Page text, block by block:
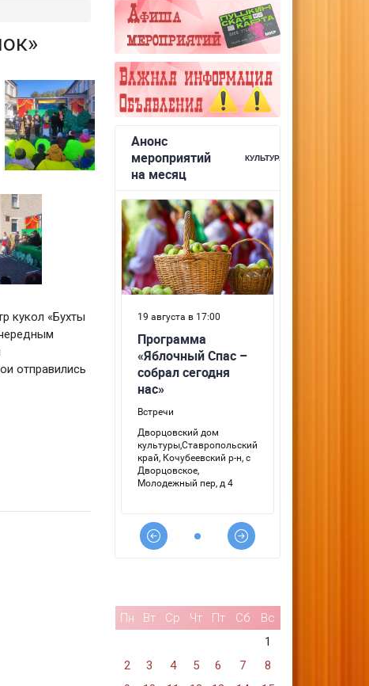
кукол «Бухты
отправились
Пн Вт Ср Чт Пт Сб
Вс
1
2
3 4 5 6 7
8